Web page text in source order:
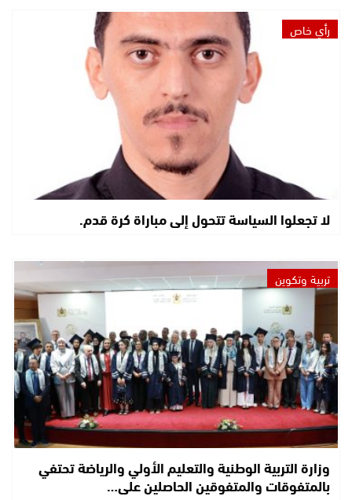
رأي خاص
لا تجعلوا السياسة تتحول إلى مباراة كرة قدم.
تربية وتكوين
وزارة التربية الوطنية والتعليم الأولي والرياضة تحتفي
بالمتفوقات والمتفوقين الحاصلين على…